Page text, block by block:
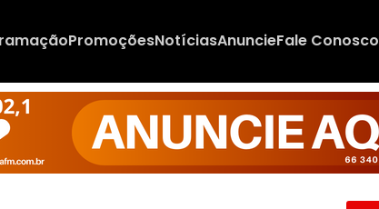
PromoçõesNotíciasAnuncieFale Conosco